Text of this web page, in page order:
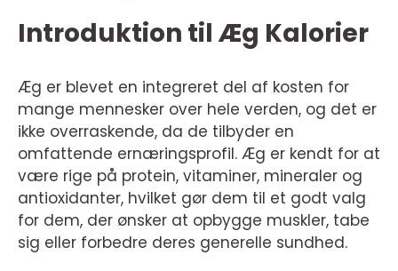
Introduktion til Æg Kalorier
Æg er blevet en integreret del af kosten for
mange mennesker over hele verden, og det er
ikke overraskende, da de tilbyder en
omfattende ernæringsprofil. Æg er kendt for at
være rige på protein, vitaminer, mineraler og
antioxidanter, hvilket gør dem til et godt valg
for dem, der ønsker at opbygge muskler, tabe
sig eller forbedre deres generelle sundhed.